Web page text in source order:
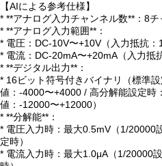
【AIによる参考仕様】
* **アナログ入力チャンネル数**：8チ
* **アナログ入力範囲**：
* 電圧：DC-10V〜+10V（入力抵抗：
* 電流：DC-20mA〜+20mA（入力抵
* **デジタル出力**：
* 16ビット符号付きバイナリ（標準
値：-4000〜+4000 / 高分解能設定時
値：-12000〜+12000）
* **分解能**：
* 電圧入力時：最大0.5mV（1/20000
定時）
* 電流入力時：最大1.0μA（1/20000